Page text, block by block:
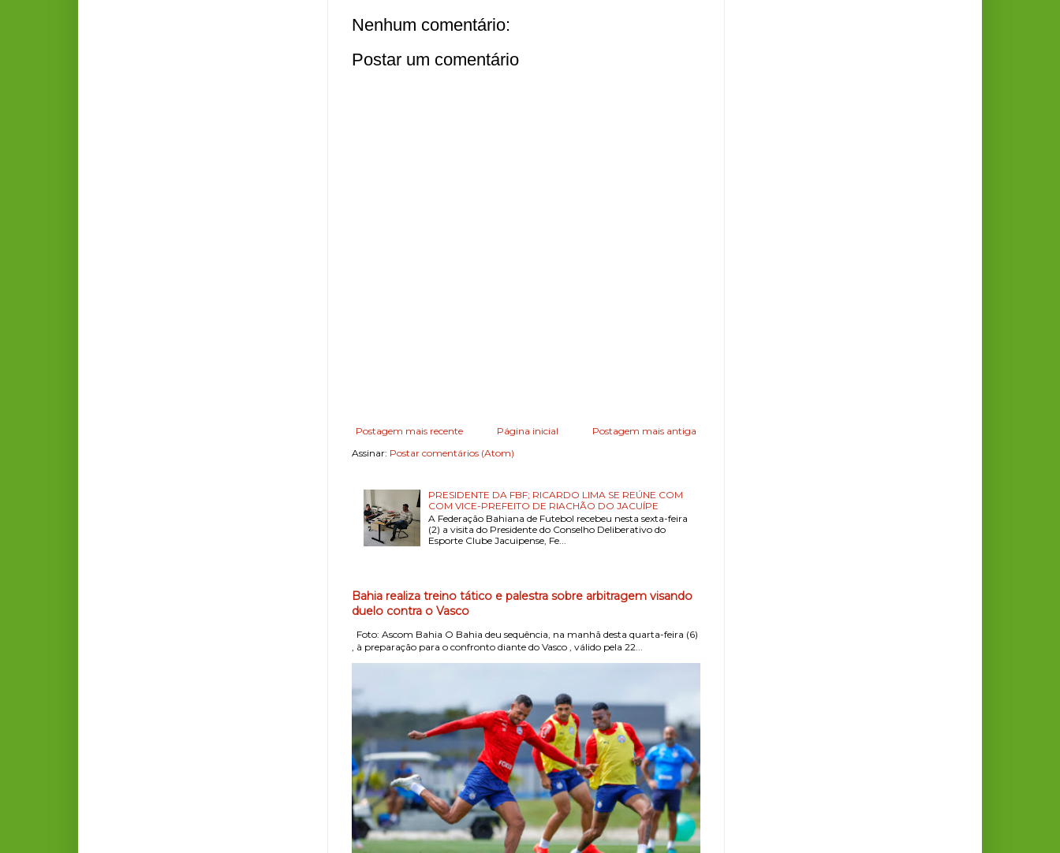
Nenhum comentário:
Postar um comentário
Postagem mais recente Postagem mais antiga
Página inicial
Assinar: Postar comentários (Atom)
PRESIDENTE DA FBF; RICARDO LIMA SE REÚNE COM
COM VICE-PREFEITO DE RIACHÃO DO JACUÍPE
A Federação Bahiana de Futebol recebeu nesta sexta-feira
(2) a visita do Presidente do Conselho Deliberativo do
Esporte Clube Jacuipense, Fe...
Bahia realiza treino tático e palestra sobre arbitragem visando
duelo contra o Vasco
Foto: Ascom Bahia O Bahia deu sequência, na manhã desta quarta-feira (6)
, à preparação para o confronto diante do Vasco , válido pela 22...